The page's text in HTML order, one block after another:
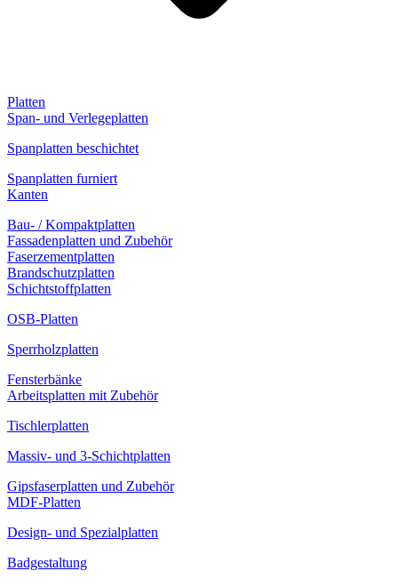
Platten
Span- und Verlegeplatten
Spanplatten beschichtet
Spanplatten furniert
Kanten
Bau- / Kompaktplatten
Fassadenplatten und Zubehör
Faserzementplatten
Brandschutzplatten
Schichtstoffplatten
OSB-Platten
Sperrholzplatten
Fensterbänke
Arbeitsplatten mit Zubehör
Tischlerplatten
Massiv- und 3-Schichtplatten
Gipsfaserplatten und Zubehör
MDF-Platten
Design- und Spezialplatten
Badgestaltung